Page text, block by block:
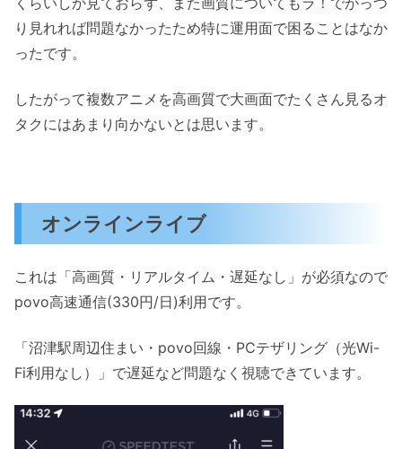
り見れれば問題なかったため特に運用面で困ることはなか
ったです。
したがって複数アニメを高画質で大画面でたくさん見るオ
タクにはあまり向かないとは思います。
オンラインライブ
これは「高画質・リアルタイム・遅延なし」が必須なので
povo高速通信(330円/日)利用です。
「沼津駅周辺住まい・povo回線・PCテザリング（光Wi-
Fi利用なし）」で遅延など問題なく視聴できています。